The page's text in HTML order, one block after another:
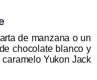
de manzana o un
chocolate blanco y
Yukon Jack